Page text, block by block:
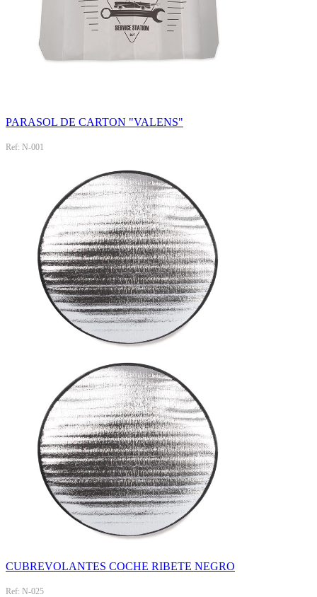
PARASOL DE CARTON "VALENS"
Ref: N-001
CUBREVOLANTES COCHE RIBETE NEGRO
Ref: N-025